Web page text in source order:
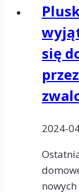
się
2024-